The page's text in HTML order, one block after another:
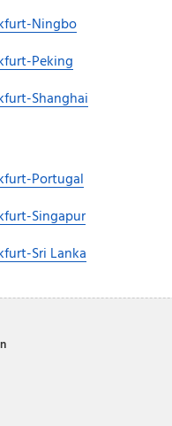
Ningbo
Peking
Shanghai
Portugal
Singapur
Sri Lanka